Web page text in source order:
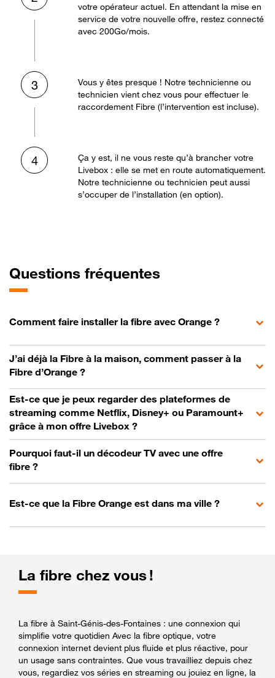
votre opérateur actuel. En attendant la mise en
service de votre nouvelle offre, restez connecté
avec 200Go/mois.
3
Vous y êtes presque ! Notre technicienne ou
technicien vient chez vous pour effectuer le
raccordement Fibre (l’intervention est incluse).
4
Ça y est, il ne vous reste qu’à brancher votre
Livebox : elle se met en route automatiquement.
Notre technicienne ou technicien peut aussi
s’occuper de l’installation (en option).
Questions fréquentes
Comment faire installer la fibre avec Orange ?
J’ai déjà la Fibre à la maison, comment passer à la
Fibre d’Orange ?
Est-ce que je peux regarder des plateformes de
streaming comme Netflix, Disney+ ou Paramount+
grâce à mon offre Livebox ?
Pourquoi faut-il un décodeur TV avec une offre
fibre ?
Est-ce que la Fibre Orange est dans ma ville ?
La fibre chez vous !
La fibre à Saint-Génis-des-Fontaines : une connexion qui
simplifie votre quotidien Avec la fibre optique, votre
connexion internet devient plus fluide et plus réactive, pour
un usage sans contraintes. Que vous travailliez depuis chez
vous, regardiez vos séries en streaming ou jouiez en ligne, la